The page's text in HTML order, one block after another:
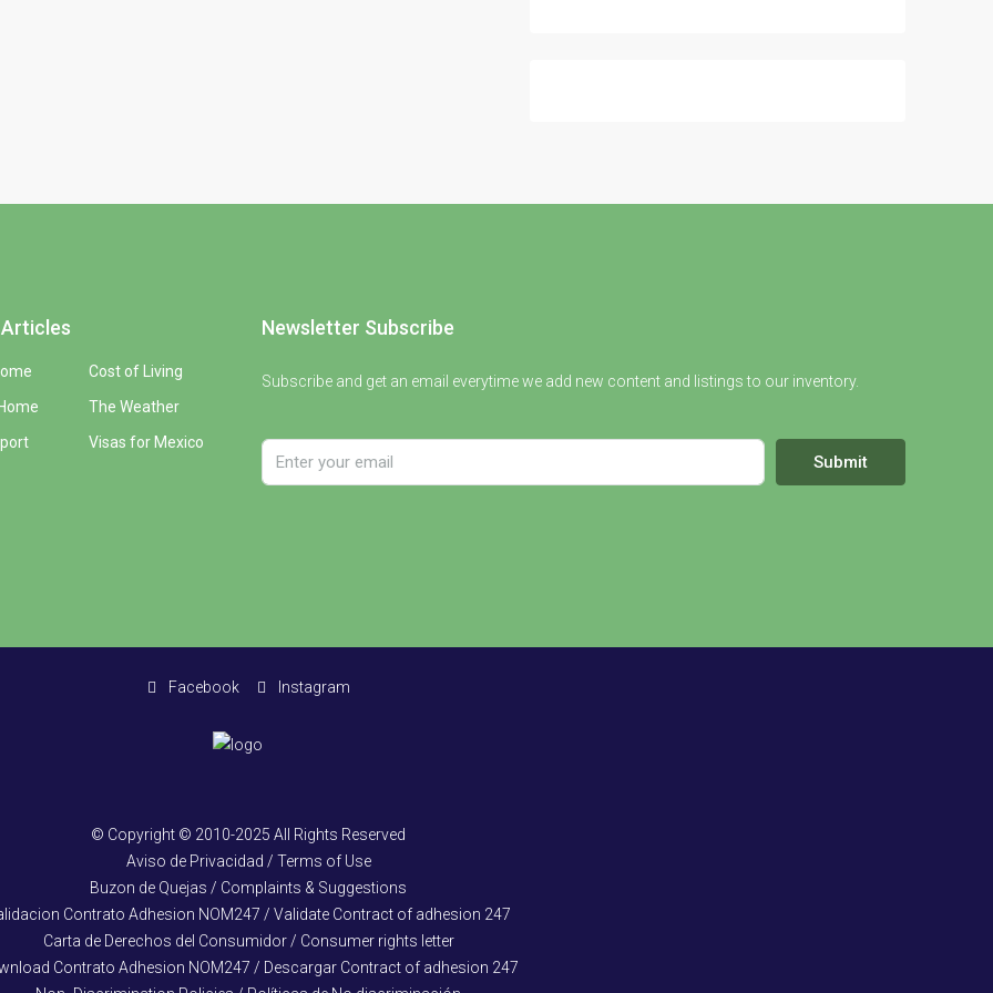
Cost of Living
The Weather
Visas for Mexico
Newsletter Subscribe
Subscribe and get an email everytime we add new content and listings to our inventory.
Submit
Facebook Instagram
© Copyright © 2010-2025 All Rights Reserved
Aviso de Privacidad / Terms of Use
Buzon de Quejas / Complaints & Suggestions
Contrato Adhesion NOM247 / Validate Contract of adhesion 247
Carta de Derechos del Consumidor / Consumer rights letter
Contrato Adhesion NOM247 / Descargar Contract of adhesion 247